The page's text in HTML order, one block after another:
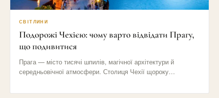
СВІТЛИНИ
Подорожі Чехією: чому варто відвідати Прагу,
що подивитися
Прага — місто тисячі шпилів, магічної архітектури й
середньовічної атмосфери. Столиця Чехії щороку